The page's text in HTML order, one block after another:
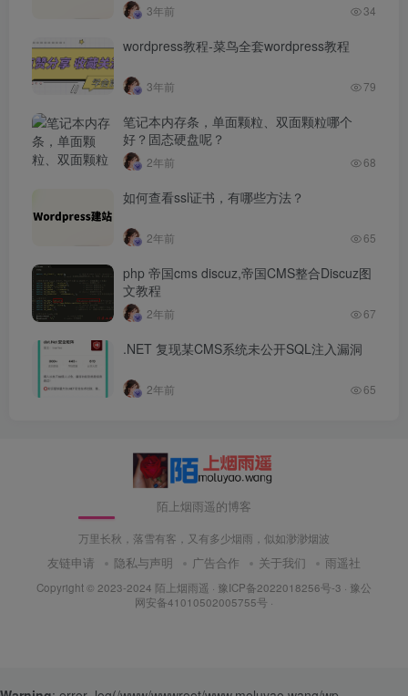
3年前 34
wordpress教程-菜鸟全套wordpress教程
3年前 79
笔记本内存条，单面颗粒、双面颗粒哪个
好？固态硬盘呢？
2年前 68
如何查看ssl证书，有哪些方法？
2年前 65
php 帝国cms discuz,帝国CMS整合Discuz图
文教程
2年前 67
.NET 复现某CMS系统未公开SQL注入漏洞
2年前 65
陌上烟雨遥的博客
万里长秋，落雪有客，又有多少烟雨，似如渺渺烟波
友链申请 隐私与声明 广告合作 关于我们 雨遥社
Copyright © 2023-2024 陌上烟雨遥 · 豫ICP备2022018256号-3 · 豫公
网安备41010502005755号 ·